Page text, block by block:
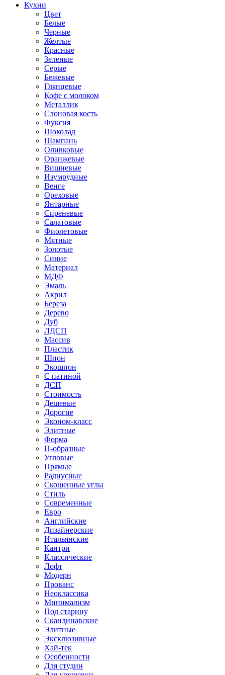
Кухни
Цвет
Белые
Черные
Желтые
Красные
Зеленые
Серые
Бежевые
Глянцевые
Кофе с молоком
Металлик
Слоновая кость
Фуксия
Шоколад
Шампань
Оливковые
Оранжевые
Вишневые
Изумрудные
Венге
Ореховые
Янтарные
Сиреневые
Салатовые
Фиолетовые
Мятные
Золотые
Синие
Материал
МДФ
Эмаль
Акрил
Береза
Дерево
Дуб
ЛДСП
Массив
Пластик
Шпон
Экошпон
С патиной
ДСП
Стоимость
Дешевые
Дорогие
Эконом-класс
Элитные
Форма
П-образные
Угловые
Прямые
Радиусные
Скошенные углы
Стиль
Современные
Евро
Английские
Дизайнерские
Итальянские
Кантри
Классические
Лофт
Модерн
Прованс
Неоклассика
Минимализм
Под старину
Скандинавские
Элитные
Эксклюзивные
Хай-тек
Особенности
Для студии